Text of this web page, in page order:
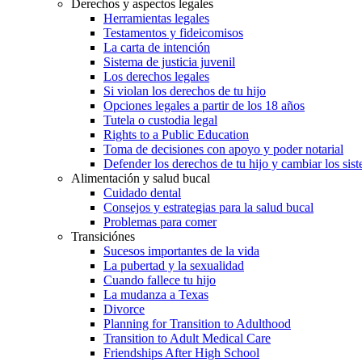
Derechos y aspectos legales
Herramientas legales
Testamentos y fideicomisos
La carta de intención
Sistema de justicia juvenil
Los derechos legales
Si violan los derechos de tu hijo
Opciones legales a partir de los 18 años
Tutela o custodia legal
Rights to a Public Education
Toma de decisiones con apoyo y poder notarial
Defender los derechos de tu hijo y cambiar los
Alimentación y salud bucal
Cuidado dental
Consejos y estrategias para la salud bucal
Problemas para comer
Transiciónes
Sucesos importantes de la vida
La pubertad y la sexualidad
Cuando fallece tu hijo
La mudanza a Texas
Divorce
Planning for Transition to Adulthood
Transition to Adult Medical Care
Friendships After High School